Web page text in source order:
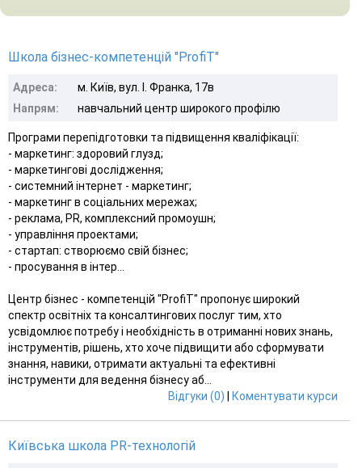
Школа бізнес-компетенцій "ProfiT"
Адреса:
м. Київ, вул. І. Франка, 17в
Напрям:
навчальний центр широкого профілю
Програми перепідготовки та підвищення кваліфікації:
- маркетинг: здоровий глузд;
- маркетингові дослідження;
- системний інтернет - маркетинг;
- маркетинг в соціальних мережах;
- реклама, PR, комплексний промоушн;
- управління проектами;
- стартап: створюємо свій бізнес;
- просування в інтер...
Центр бізнес - компетенцій "ProfiT" пропонує широкий
спектр освітніх та консалтингових послуг тим, хто
усвідомлює потребу і необхідність в отриманні нових знань,
інструментів, рішень, хто хоче підвищити або сформувати
знання, навики, отримати актуальні та ефективні
інструменти для ведення бізнесу аб...
Відгуки (0)
Коментувати курси
Київська школа PR-технологій